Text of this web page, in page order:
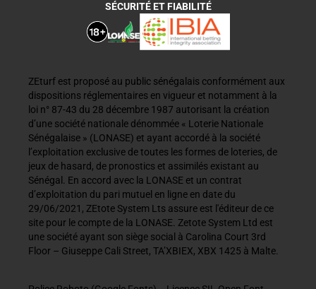
SÉCURITÉ ET FIABILITÉ
ZEturf est proposé au public sénégalais conformément aux
dispositions réglementaires en vigueur et notamment à la
loi n° 87-43 du 28 décembre 1987 autorisant la création
d’une société nationale dénommée « Loterie Nationale
Sénégalaise » (LONASE) et ayant accordé à la société
l’exploitation exclusive de toutes les formes de loteries, de
jeux de hasard, de pronostics et assimilés existant au
Sénégal. En accord avec la LONASE et un contrat
d’exploitation du pari mutuel en ligne en date du
29/06/2021, ZEtote System Lts assure est l'éditeur de ce
site pour le compte de la LONASE. Zetote System Ltd est
une société ayant son siège social à Carolina Court 3rd
Floor – Giuseppe Cali Street, TA’XBIEX, XBX 1425 à Malte.